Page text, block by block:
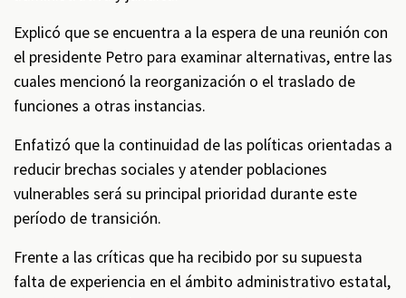
Explicó que se encuentra a la espera de una reunión con
el presidente Petro para examinar alternativas, entre las
cuales mencionó la reorganización o el traslado de
funciones a otras instancias.
Enfatizó que la continuidad de las políticas orientadas a
reducir brechas sociales y atender poblaciones
vulnerables será su principal prioridad durante este
período de transición.
Frente a las críticas que ha recibido por su supuesta
falta de experiencia en el ámbito administrativo estatal,